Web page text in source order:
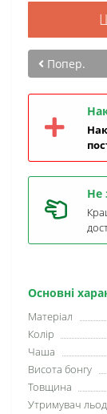
Основні
Матеріал
Колір
Чаша
Висота бонгу
Товщина
Утримувач
Попер.
Не